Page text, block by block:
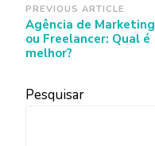
Post
Navigation
PREVIOUS ARTICLE
Agência de Marketing
ou Freelancer: Qual é
melhor?
Pesquisar